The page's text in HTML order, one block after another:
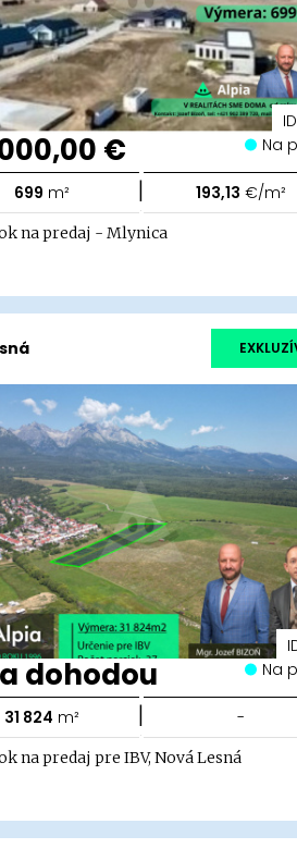
€ Na
699 m² | 193,13 €/m²
na predaj - Mlynica
dohodou Na
31 824 m² | -
na predaj pre IBV, Nová Lesná